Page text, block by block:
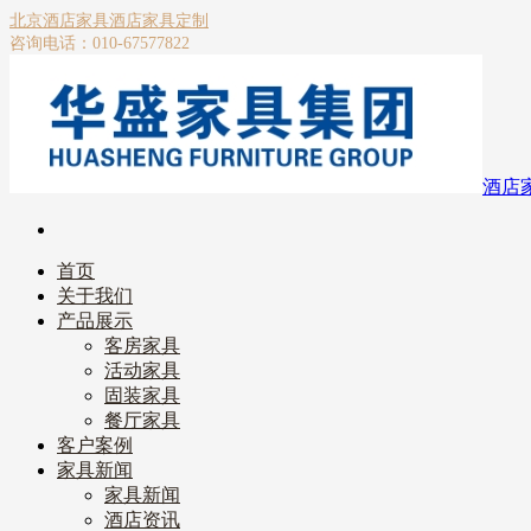
北京酒店家具酒店家具定制
咨询电话：010-67577822
酒店
首页
关于我们
产品展示
客房家具
活动家具
固装家具
餐厅家具
客户案例
家具新闻
家具新闻
酒店资讯